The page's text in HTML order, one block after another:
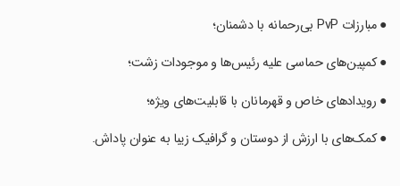
‏● مبارزات PvP بی‌رحمانه با دشمنان؛
‏● کمپین‌های حماسی علیه رئیس‌ها و موجودات زشت؛
‏● رویدادهای خاص و قهرمانان با قابلیت‌های ویژه؛
‏● کمک‌های با ارزش از دوستان و گرافیک زیبا به عنوان پاداش.